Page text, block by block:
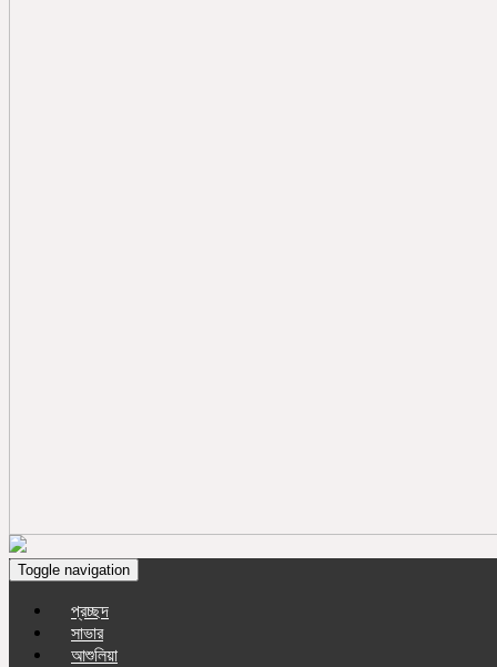
Toggle navigation
প্রচ্ছদ
সাভার
আশুলিয়া